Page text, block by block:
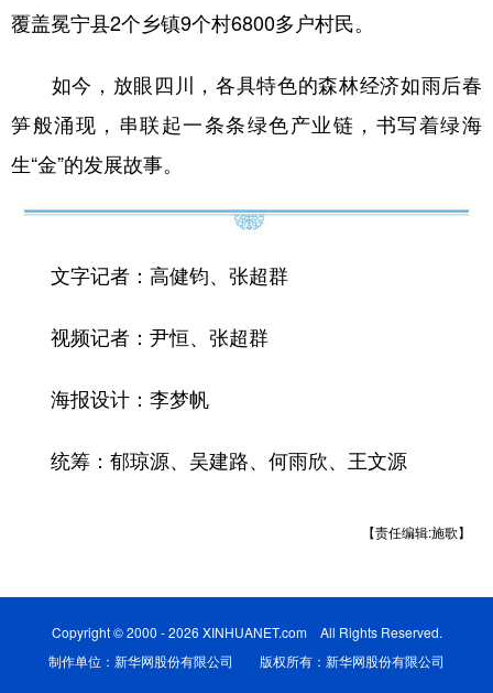
覆盖冕宁县2个乡镇9个村6800多户村民。
如今，放眼四川，各具特色的森林经济如雨后春
笋般涌现，串联起一条条绿色产业链，书写着绿海
生“金”的发展故事。
文字记者：高健钧、张超群
视频记者：尹恒、张超群
海报设计：李梦帆
统筹：郁琼源、吴建路、何雨欣、王文源
【责任编辑:施歌】
Copyright © 2000 - 2026 XINHUANET.com All Rights Reserved.
制作单位：新华网股份有限公司 版权所有：新华网股份有限公司